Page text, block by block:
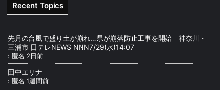
Recent Topics
先月の台風で盛り土が崩れ…県が崩落防止工事を開始 神奈川・
三浦市 日テレNEWS NNN7/29(水)14:07
: 匿名 2日前
田中エリナ
: 匿名 1週間前